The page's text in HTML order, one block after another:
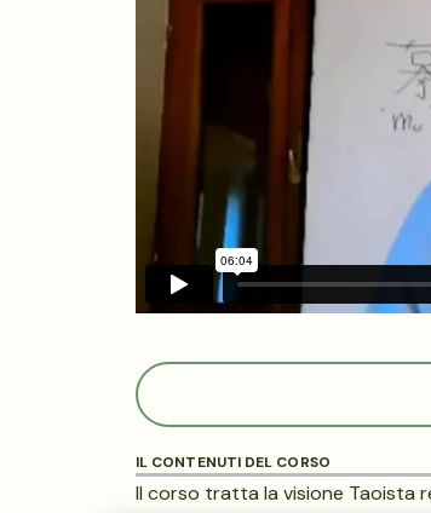
IL CONTENUTI DEL CORSO
Il corso tratta la visione Taoista